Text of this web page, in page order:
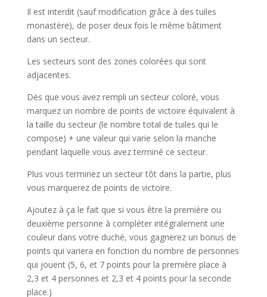
Il est interdit (sauf modification grâce à des tuiles
monastère), de poser deux fois le même bâtiment
dans un secteur.
Les secteurs sont des zones colorées qui sont
adjacentes.
Dès que vous avez rempli un secteur coloré, vous
marquez un nombre de points de victoire équivalent à
la taille du secteur (le nombre total de tuiles qui le
compose) + une valeur qui varie selon la manche
pendant laquelle vous avez terminé ce secteur.
Plus vous terminez un secteur tôt dans la partie, plus
vous marquerez de points de victoire.
Ajoutez à ça le fait que si vous être la première ou
deuxième personne à compléter intégralement une
couleur dans votre duché, vous gagnerez un bonus de
points qui variera en fonction du nombre de personnes
qui jouent (5, 6, et 7 points pour la première place à
2,3 et 4 personnes et 2,3 et 4 points pour la seconde
place.)